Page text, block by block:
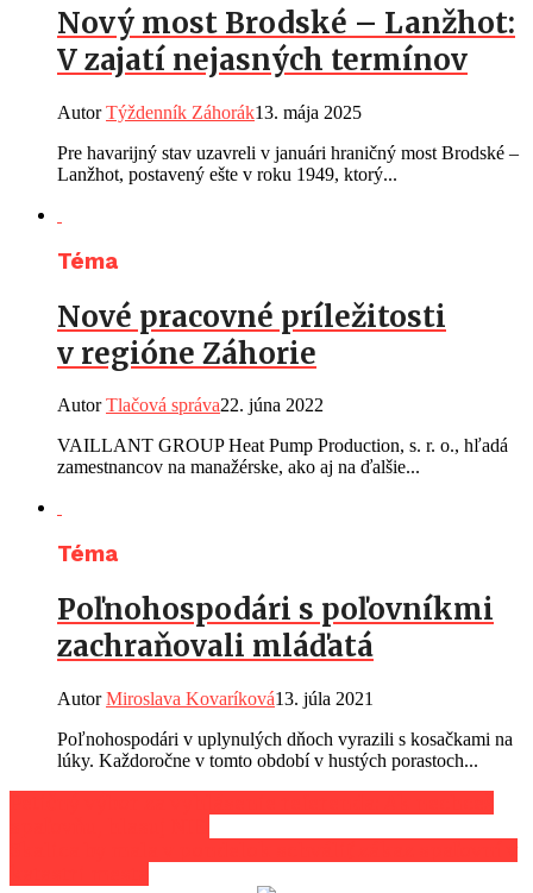
Nový most Brodské – Lanžhot:
V zajatí nejasných termínov
AutorTýždenník Záhorák13. mája 2025
Pre havarijný stav uzavreli v januári hraničný most Brodské –
Lanžhot, postavený ešte v roku 1949, ktorý...
Téma
Nové pracovné príležitosti
v regióne Záhorie
AutorTlačová správa22. júna 2022
VAILLANT GROUP Heat Pump Production, s. r. o., hľadá
zamestnancov na manažérske, ako aj na ďalšie...
Téma
Poľnohospodári s poľovníkmi
zachraňovali mláďatá
AutorMiroslava Kovaríková13. júla 2021
Poľnohospodári v uplynulých dňoch vyrazili s kosačkami na
lúky. Každoročne v tomto období v hustých porastoch...